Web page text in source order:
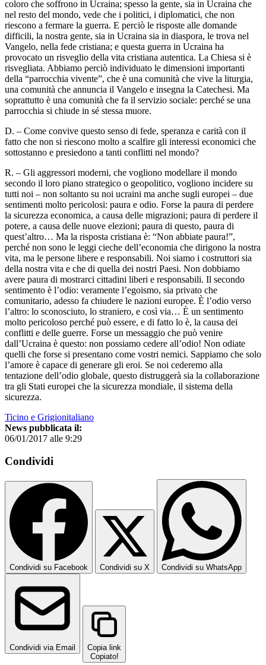
coloro che soffrono in Ucraina; spesso la gente, sia in Ucraina che
nel resto del mondo, vede che i politici, i diplomatici, che non
riescono a fermare la guerra. E perciò le risposte alle domande
difficili, la nostra gente, sia in Ucraina sia in diaspora, le trova nel
Vangelo, nella fede cristiana; e questa guerra in Ucraina ha
provocato un risveglio della vita cristiana autentica. La Chiesa si è
risvegliata. Abbiamo perciò individuato le dimensioni importanti
della “parrocchia vivente”, che è una comunità che vive la liturgia,
una comunità che annuncia il Vangelo e insegna la Catechesi. Ma
soprattutto è una comunità che fa il servizio sociale: perché se una
parrocchia si chiude in sé stessa muore.
D. – Come convive questo senso di fede, speranza e carità con il
fatto che non si riescono molto a scalfire gli interessi economici che
sottostanno e presiedono a tanti conflitti nel mondo?
R. – Gli aggressori moderni, che vogliono modellare il mondo
secondo il loro piano strategico o geopolitico, vogliono incidere su
tutti noi – non soltanto su noi ucraini ma anche sugli europei – due
sentimenti molto pericolosi: paura e odio. Forse la paura di perdere
la sicurezza economica, a causa delle migrazioni; paura di perdere il
potere, a causa delle nuove elezioni; paura di questo, paura di
quest’altro… Ma la risposta cristiana è: “Non abbiate paura!”,
perché non sono le leggi cieche dell’economia che dirigono la nostra
vita, ma le persone libere e responsabili. Noi siamo i costruttori sia
della nostra vita e che di quella dei nostri Paesi. Non dobbiamo
avere paura di mostrarci cittadini liberi e responsabili. Il secondo
sentimento è l’odio: veramente l’egoismo, sia privato che
comunitario, adesso fa chiudere le nazioni europee. È l’odio verso
l’altro: lo sconosciuto, lo straniero, e così via… È un sentimento
molto pericoloso perché può essere, e di fatto lo è, la causa dei
conflitti e delle guerre. Forse un messaggio che può venire
dall’Ucraina è questo: non possiamo cedere all’odio! Non odiate
quelli che forse si presentano come vostri nemici. Sappiamo che solo
l’amore è capace di generare gli eroi. Se noi cederemo alla
tentazione dell’odio globale, questo distruggerà sia la collaborazione
tra gli Stati europei che la sicurezza mondiale, il sistema della
sicurezza.
Ticino e Grigionitaliano
News pubblicata il:
06/01/2017 alle 9:29
Condividi
Condividi su Facebook Condividi su X Condividi su WhatsApp
Condividi via Email
Copia link
Copiato!